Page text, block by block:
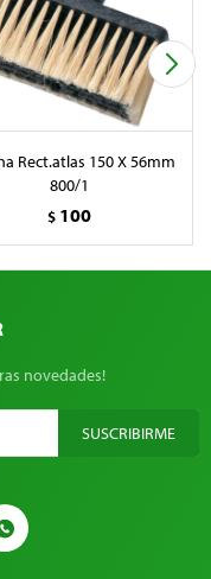
Rect.atlas 150 X 56mm
800/1
$ 100
novedades!
SUSCRIBIRME